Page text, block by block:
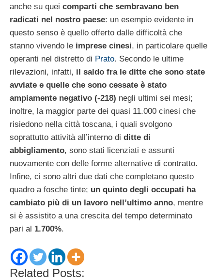
anche su quei comparti che sembravano ben
radicati nel nostro paese: un esempio evidente in
questo senso è quello offerto dalle difficoltà che
stanno vivendo le imprese cinesi, in particolare quelle
operanti nel distretto di Prato. Secondo le ultime
rilevazioni, infatti, il saldo fra le ditte che sono state
avviate e quelle che sono cessate è stato
ampiamente negativo (-218) negli ultimi sei mesi;
inoltre, la maggior parte dei quasi 11.000 cinesi che
risiedono nella città toscana, i quali svolgono
soprattutto attività all’interno di ditte di
abbigliamento, sono stati licenziati e assunti
nuovamente con delle forme alternative di contratto.
Infine, ci sono altri due dati che completano questo
quadro a fosche tinte; un quinto degli occupati ha
cambiato più di un lavoro nell’ultimo anno, mentre
si è assistito a una crescita del tempo determinato
pari al 1.700%.
Related Posts: